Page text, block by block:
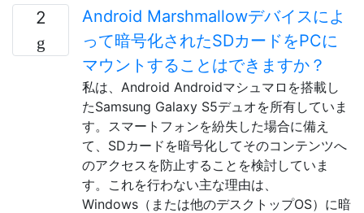
2
Android Marshmallowデバイスによ
って暗号化されたSDカードをPCに
マウントすることはできますか？
私は、Android Androidマシュマロを搭載し
たSamsung Galaxy S5デュオを所有していま
す。スマートフォンを紛失した場合に備え
て、SDカードを暗号化してそのコンテンツへ
のアクセスを防止することを検討していま
す。これを行わない主な理由は、
Windows（または他のデスクトップOS）に暗